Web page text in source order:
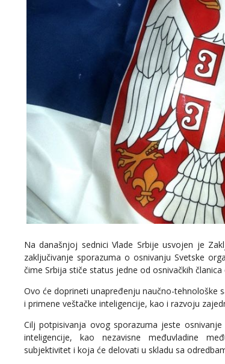
Na današnjoj sednici Vlade Srbije usvojen je
zaključivanje sporazuma o osnivanju Svetske
čime Srbija stiče status jedne od osnivačkih
Ovo će doprineti unapređenju naučno-tehnološke
i primene veštačke inteligencije, kao i razvoju
Cilj potpisivanja ovog sporazuma jeste
inteligencije, kao nezavisne međuvladine
subjektivitet i koja će delovati u skladu sa